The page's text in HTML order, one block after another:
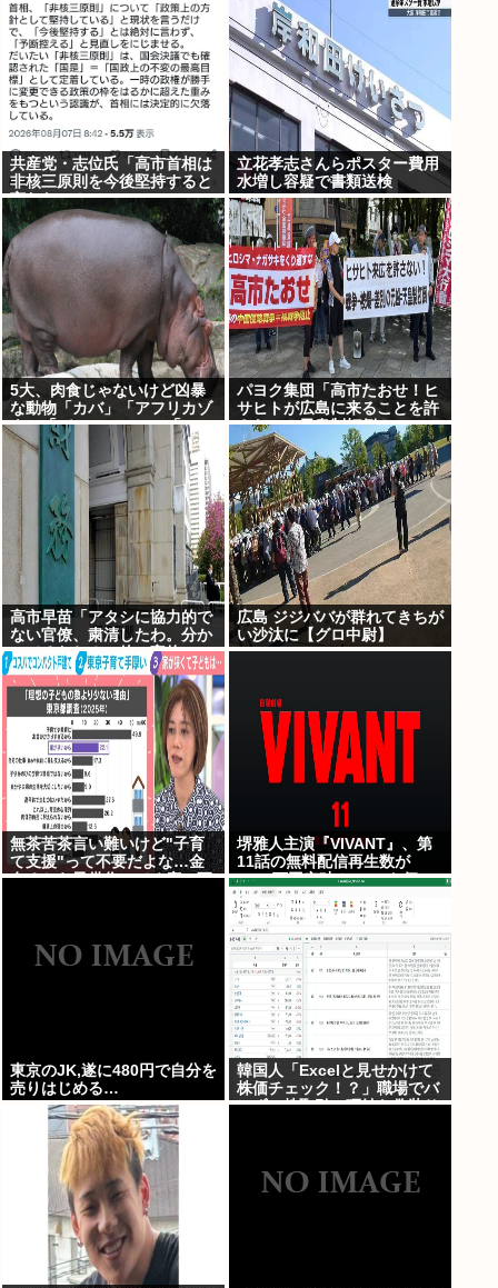
共産党・志位氏「高市首相は
非核三原則を今後堅持すると
言わない！」
立花孝志さんらポスター費用
水増し容疑で書類送検
5大、肉食じゃないけど凶暴
な動物「カバ」「アフリカゾ
ウ」「バッファロー」「コー
カサスオオカブト」
パヨク集団「高市たおせ！ヒ
サヒトが広島に来ることを許
さない！天皇制打倒！」
高市早苗「アタシに協力的で
ない官僚、粛清したわ。分か
ってるわね？」他の官僚
「(ブルブル)」
広島 ジジババが群れてきちが
い沙汰に【グロ中尉】
無茶苦茶言い難いけど"子育
て支援"って不要だよな…金
有るから子供作ってる癖に更
堺雅人主演『VIVANT』、第
11話の無料配信再生数が
1000万回突破！ TVerお気に
入り登録者数は300万超えで
TBS連ドラ歴代トップ
東京のJK,遂に480円で自分を
売りはじめる…
韓国人「Excelと見せかけて
株価チェック！？」職場でバ
レずに株取引、巧妙な偽装サ